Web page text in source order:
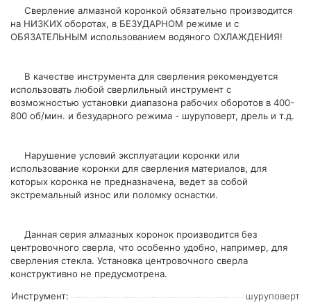
Сверление алмазной коронкой обязательно производится
на НИЗКИХ оборотах, в БЕЗУДАРНОМ режиме и с
ОБЯЗАТЕЛЬНЫМ использованием водяного ОХЛАЖДЕНИЯ!
В качестве инструмента для сверления рекомендуется
использовать любой сверлильный инструмент с
возможностью установки диапазона рабочих оборотов в 400-
800 об/мин. и безударного режима - шуруповерт, дрель и т.д.
Нарушение условий эксплуатации коронки или
использование коронки для сверления материалов, для
которых коронка не предназначена, ведет за собой
экстремальный износ или поломку оснастки.
Данная серия алмазных коронок производится без
центровочного сверла, что особенно удобно, например, для
сверления стекла. Установка центровочного сверла
конструктивно не предусмотрена.
Инструмент:
шуруповерт